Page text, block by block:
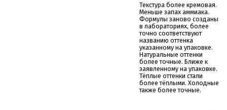
Текстура более кремовая.
Меньше запах аммиака.
Формулы заново созданы
в лабораториях, более
точно соответствуют
названию оттенка
указанному на упаковке.
Натуральные оттенки
более точные. Ближе к
заявленному на упаковке.
Тёплые оттенки стали
более тёплыми. Холодные
также более точные.